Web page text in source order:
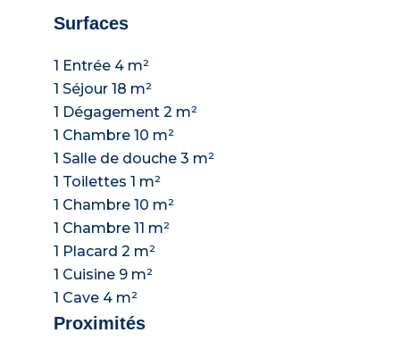
Surfaces
1 Entrée 4 m²
1 Séjour 18 m²
1 Dégagement 2 m²
1 Chambre 10 m²
1 Salle de douche 3 m²
1 Toilettes 1 m²
1 Chambre 10 m²
1 Chambre 11 m²
1 Placard 2 m²
1 Cuisine 9 m²
1 Cave 4 m²
Proximités